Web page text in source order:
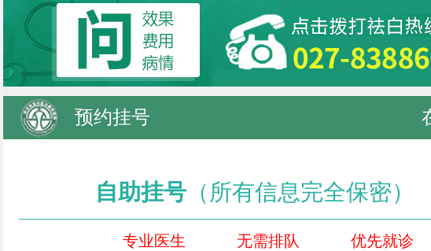
预约挂号
自助挂号 （所有信息完全保密）
专业医生 无需排队 优先就诊